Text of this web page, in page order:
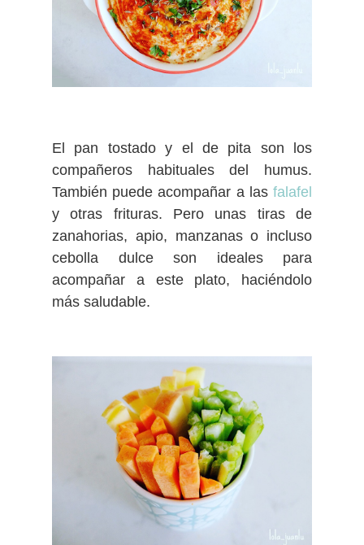
El pan tostado y el de pita son los
compañeros habituales del humus.
También puede acompañar a las falafel
y otras frituras. Pero unas tiras de
zanahorias, apio, manzanas o incluso
cebolla dulce son ideales para
acompañar a este plato, haciéndolo
más saludable.